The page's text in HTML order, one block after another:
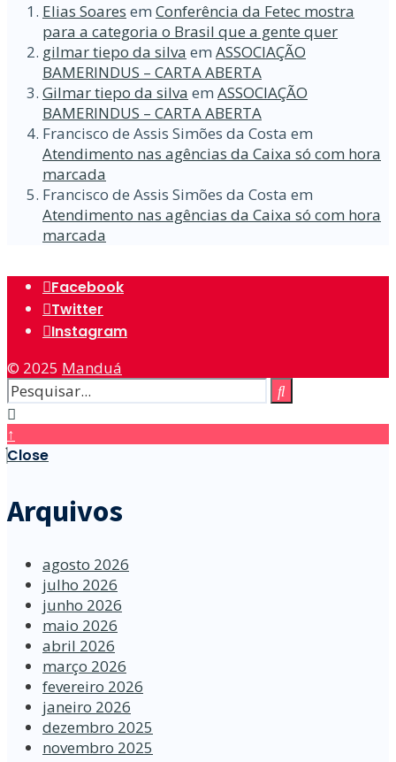
Elias Soares em Conferência da Fetec mostra
para a categoria o Brasil que a gente quer
gilmar tiepo da silva em ASSOCIAÇÃO
BAMERINDUS – CARTA ABERTA
Gilmar tiepo da silva em ASSOCIAÇÃO
BAMERINDUS – CARTA ABERTA
Francisco de Assis Simões da Costa em
Atendimento nas agências da Caixa só com hora
marcada
Francisco de Assis Simões da Costa em
Atendimento nas agências da Caixa só com hora
marcada
Facebook
Twitter
Instagram
© 2025 Manduá
↑
Close
Arquivos
agosto 2026
julho 2026
junho 2026
maio 2026
abril 2026
março 2026
fevereiro 2026
janeiro 2026
dezembro 2025
novembro 2025